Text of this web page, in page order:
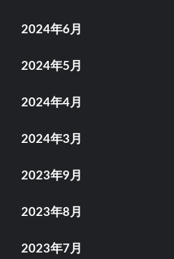
2024年6月
2024年5月
2024年4月
2024年3月
2023年9月
2023年8月
2023年7月